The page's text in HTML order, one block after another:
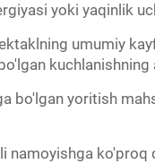
yoki yaqinlik
umumiy
bo'lgan yoritish